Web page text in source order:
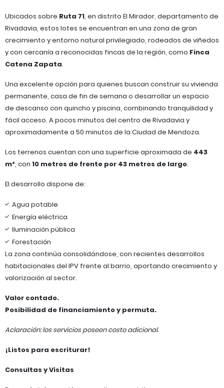
Ubicados sobre Ruta 71, en distrito El Mirador, departamento de
Rivadavia, estos lotes se encuentran en una zona de gran
crecimiento y entorno natural privilegiado, rodeados de viñedos
y con cercanía a reconocidas fincas de la región, como Finca
Catena Zapata.
Una excelente opción para quienes buscan construir su vivienda
permanente, casa de fin de semana o desarrollar un espacio
de descanso con quincho y piscina, combinando tranquilidad y
fácil acceso. A pocos minutos del centro de Rivadavia y
aproximadamente a 50 minutos de la Ciudad de Mendoza.
Los terrenos cuentan con una superficie aproximada de 443
m², con 10 metros de frente por 43 metros de largo.
El desarrollo dispone de:
Agua potable
Energía eléctrica
Iluminación pública
Forestación
La zona continúa consolidándose, con recientes desarrollos
habitacionales del IPV frente al barrio, aportando crecimiento y
valorización al sector.
Valor contado.
Posibilidad de financiamiento y permuta.
Aclaración: los servicios poseen costo adicional.
¡Listos para escriturar!
Consultas y Visitas